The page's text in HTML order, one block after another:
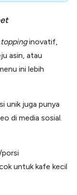
toppinginovatif,
asin, atau
ini lebih
unik juga punya
di media sosial.
untuk kafe kecil